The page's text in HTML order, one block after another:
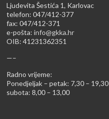
Ljudevita Šestića 1, Karlovac
telefon: 047/412-377
fax: 047/412-371
e-pošta:info@gkka.hr
OIB: 41231362351
—–
Radno vrijeme:
Ponedjeljak – petak: 7,30 – 19,30
subota: 8,00 – 13,00